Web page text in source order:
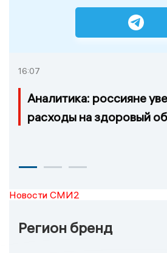
16:07
Аналитика: россияне
расходы на здоровый
Новости СМИ2
Регион бренд